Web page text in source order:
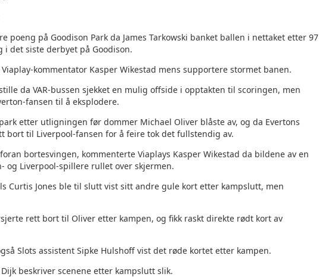
poeng på Goodison Park da James Tarkowski banket ballen i nettaket etter 97
det siste derbyet på Goodison.
kommentator Kasper Wikestad mens supportere stormet banen.
da VAR-bussen sjekket en mulig offside i opptakten til scoringen, men
fansen til å eksplodere.
etter utligningen før dommer Michael Oliver blåste av, og da Evertons
bort til Liverpool-fansen for å feire tok det fullstendig av.
bortesvingen, kommenterte Viaplays Kasper Wikestad da bildene av en
og Liverpool-spillere rullet over skjermen.
Curtis Jones ble til slutt vist sitt andre gule kort etter kampslutt, men
rett bort til Oliver etter kampen, og fikk raskt direkte rødt kort av
Slots assistent Sipke Hulshoff vist det røde kortet etter kampen.
beskriver scenene etter kampslutt slik.